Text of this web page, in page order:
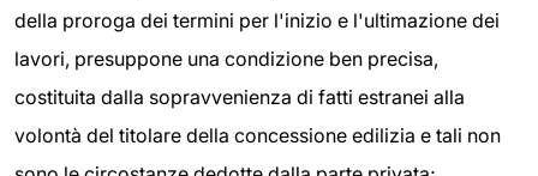
della proroga dei termini per l'inizio e l'ultimazione dei
lavori, presuppone una condizione ben precisa,
costituita dalla sopravvenienza di fatti estranei alla
volontà del titolare della concessione edilizia e tali non